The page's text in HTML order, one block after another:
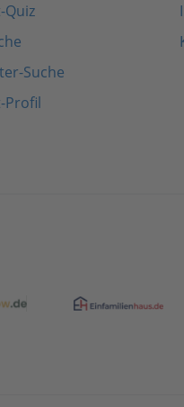
Quiz
Suche
Profil